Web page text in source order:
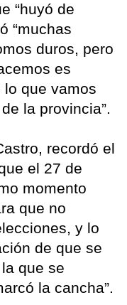
“huyó de
“muchas
duros, pero
es
que vamos
la provincia”.
recordó el
el 27 de
momento
que no
y lo
de que se
que se
la cancha”.